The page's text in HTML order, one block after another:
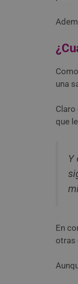
una
que
Y
En
otras